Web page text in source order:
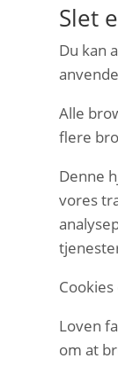
Slet
Du kan
Alle
flere
Denne
vores
Loven
om at